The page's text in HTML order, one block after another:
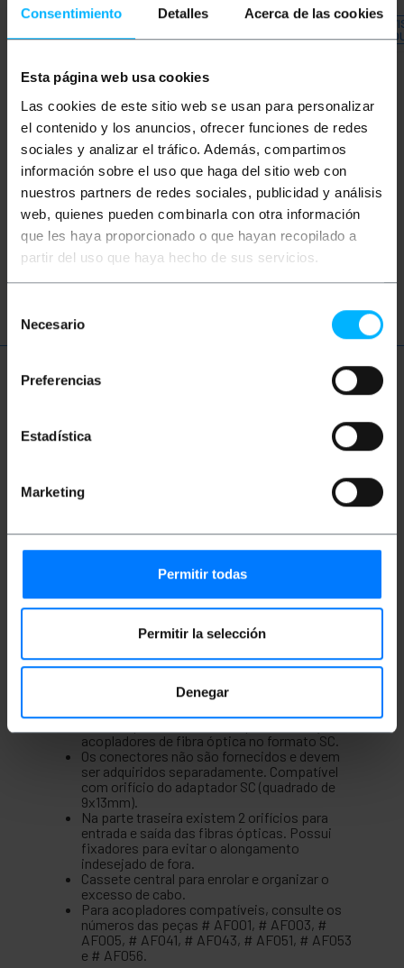
Consentimiento Detalles Acerca de las cookies
Esta página web usa cookies
Las cookies de este sitio web se usan para personalizar
el contenido y los anuncios, ofrecer funciones de redes
sociales y analizar el tráfico. Además, compartimos
información sobre el uso que haga del sitio web con
nuestros partners de redes sociales, publicidad y análisis
web, quienes pueden combinarla con otra información
que les haya proporcionado o que hayan recopilado a
partir del uso que haya hecho de sus servicios.
consentimiento
Necesario
Preferencias
Estadística
Marketing
Permitir todas
Permitir la selección
Denegar
Entrega imediata FQ036
Quantidade
REF: FQ055
AVISE-ME QUANDO
HOUVER ESTOQUE
Palavras-chave
Não encontrou o que estava procurando?
Este tópico pode ajudá-lo
rede ethernet LAN patch cord
Mais informações
Caixa de terminais de fibra óptica para montagem
especificações
Fabricado em chapa preta com âncoras para
Possui suportes de borracha para disposição
acopladores de fibra óptica no formato SC.
Os conectores não são fornecidos e devem
ser adquiridos separadamente. Compatível
com orifício do adaptador SC (quadrado de
9x13mm).
Na parte traseira existem 2 orifícios para
entrada e saída das fibras ópticas. Possui
fixadores para evitar o alongamento
indesejado de fora.
Cassete central para enrolar e organizar o
excesso de cabo.
Para acopladores compatíveis, consulte os
números das peças # AF001, # AF003, #
AF005, # AF041, # AF043, # AF051, # AF053
e # AF056.